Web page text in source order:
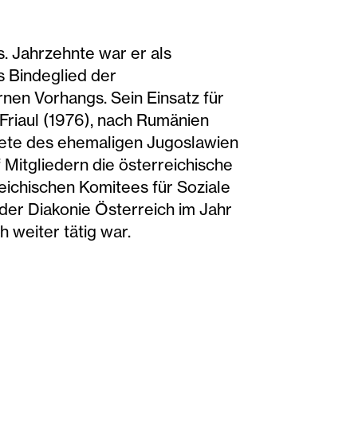
Jahrzehnte war er als
Bindeglied der
Vorhangs. Sein Einsatz für
(1976), nach Rumänien
des ehemaligen Jugoslawien
Mitgliedern die österreichische
Komitees für Soziale
Diakonie Österreich im Jahr
weiter tätig war.